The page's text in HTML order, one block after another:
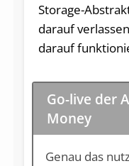
Storage-
darauf
darauf
Go-live der
Money
Genau das